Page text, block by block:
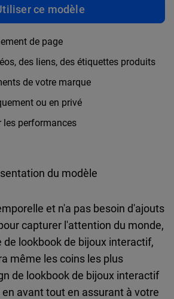
ce modèle
de page
des liens, des étiquettes produits
de votre marque
ou en privé
performances
du modèle
et n'a pas besoin d'ajouts
capturer l'attention du monde,
de lookbook de bijoux interactif,
même les coins les plus
de lookbook de bijoux interactif
avant tout en assurant à votre